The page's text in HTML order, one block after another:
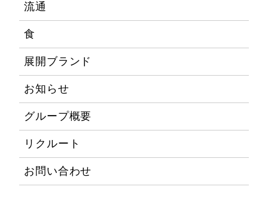
流通
食
展開ブランド
お知らせ
グループ概要
リクルート
お問い合わせ